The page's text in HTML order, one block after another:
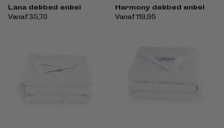
Lana dekbed enkel
Normale
Vanaf 35,70
Harmony dekbed enkel
Normale
Vanaf 119,95